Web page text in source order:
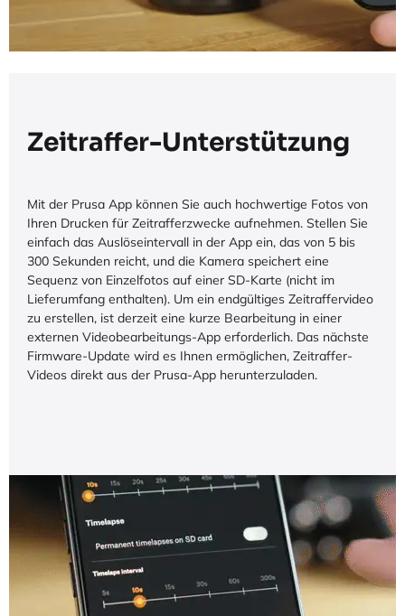
Zeitraffer-Unterstützung
Mit der Prusa App können Sie auch hochwertige Fotos von
Ihren Drucken für Zeitrafferzwecke aufnehmen. Stellen Sie
einfach das Auslöseintervall in der App ein, das von 5 bis
300 Sekunden reicht, und die Kamera speichert eine
Sequenz von Einzelfotos auf einer SD-Karte (nicht im
Lieferumfang enthalten). Um ein endgültiges Zeitraffervideo
zu erstellen, ist derzeit eine kurze Bearbeitung in einer
externen Videobearbeitungs-App erforderlich. Das nächste
Firmware-Update wird es Ihnen ermöglichen, Zeitraffer-
Videos direkt aus der Prusa-App herunterzuladen.